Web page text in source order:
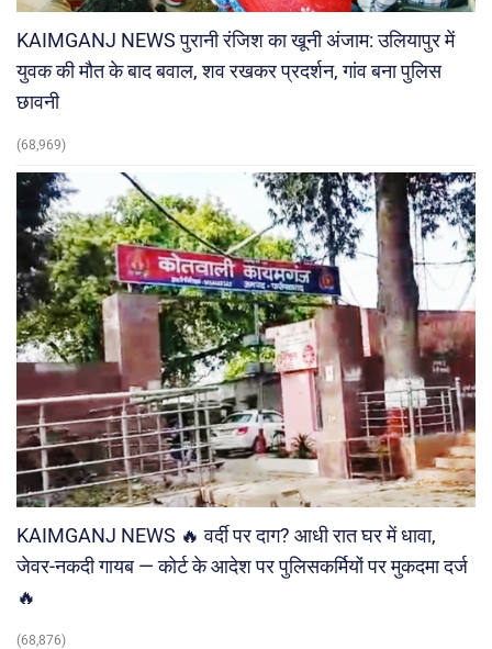
KAIMGANJ NEWS पुरानी रंजिश का खूनी अंजाम: उलियापुर में
युवक की मौत के बाद बवाल, शव रखकर प्रदर्शन, गांव बना पुलिस
छावनी
(68,969)
KAIMGANJ NEWS 🔥 वर्दी पर दाग? आधी रात घर में धावा,
जेवर-नकदी गायब — कोर्ट के आदेश पर पुलिसकर्मियों पर मुकदमा दर्ज
🔥
(68,876)